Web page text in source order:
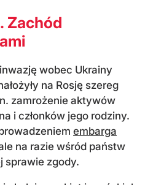
Zachód
wobec Ukrainy
na Rosję szereg
zamrożenie aktywów
i członków jego rodziny.
embarga
na razie wśród państw
sprawie zgody.